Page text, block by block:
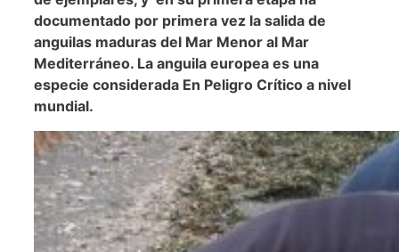
documentado por primera vez la salida de
anguilas maduras del Mar Menor al Mar
Mediterráneo. La anguila europea es una
especie considerada En Peligro Crítico a nivel
mundial.